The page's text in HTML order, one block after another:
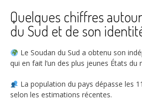
Quelques chiffres
du Sud et de son
Le Soudan du Sud a obtenu son
qui en fait l’un des plus jeunes États du
La population du pays dépasse les
selon les estimations récentes.